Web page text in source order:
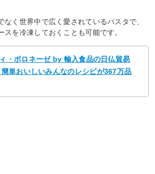
なく世界中で広く愛されているパスタで、
スを冷凍しておくことも可能です。
・ボロネーゼ by 輸入食品の日仏貿易
簡単おいしいみんなのレシピが367万品